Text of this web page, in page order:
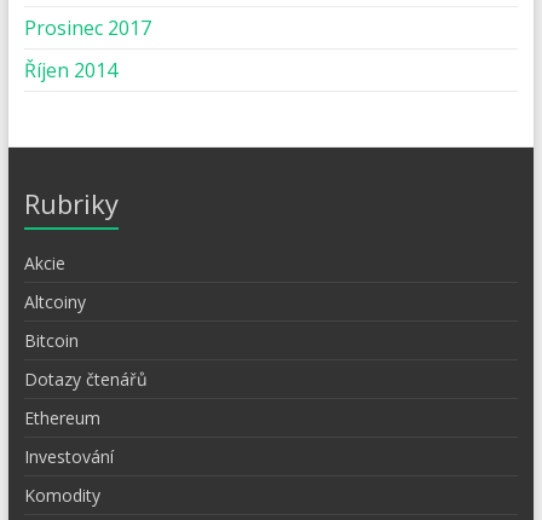
Prosinec 2017
Říjen 2014
Rubriky
Akcie
Altcoiny
Bitcoin
Dotazy čtenářů
Ethereum
Investování
Komodity